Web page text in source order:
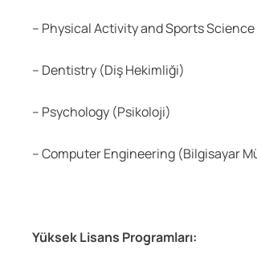
– Physical Activity and Sports
– Dentistry (Diş Hekimliği)
– Psychology (Psikoloji)
– Computer Engineering (Bilgisayar
Yüksek Lisans Programları: